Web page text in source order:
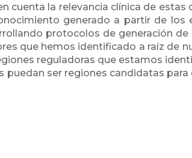
cuenta la relevancia clínica de
generado a partir de los
protocolos de generación
que hemos identificado a raíz de
reguladoras que estamos
puedan ser regiones candidatas